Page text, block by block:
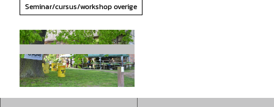
Seminar/cursus/workshop overige